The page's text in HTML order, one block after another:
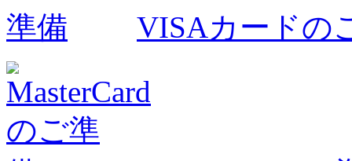
VISAカードの